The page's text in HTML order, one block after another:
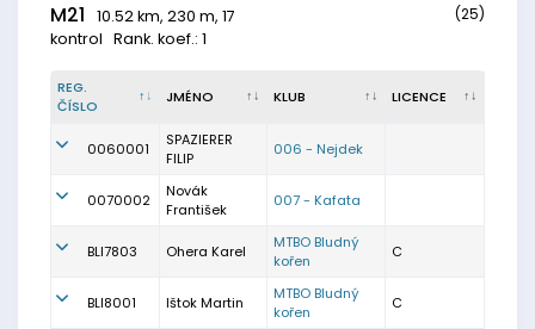
M21
10.52 km, 230 m, 17
kontrol Rank. koef.: 1
(25)
REG.
ČÍSLO
JMÉNO KLUB LICENCE
0060001
SPAZIERER
FILIP
006 - Nejdek
0070002
Novák
František
007 - Kafata
BLI7803 Ohera Karel
MTBO Bludný
kořen
C
BLI8001 Ištok Martin
MTBO Bludný
kořen
C